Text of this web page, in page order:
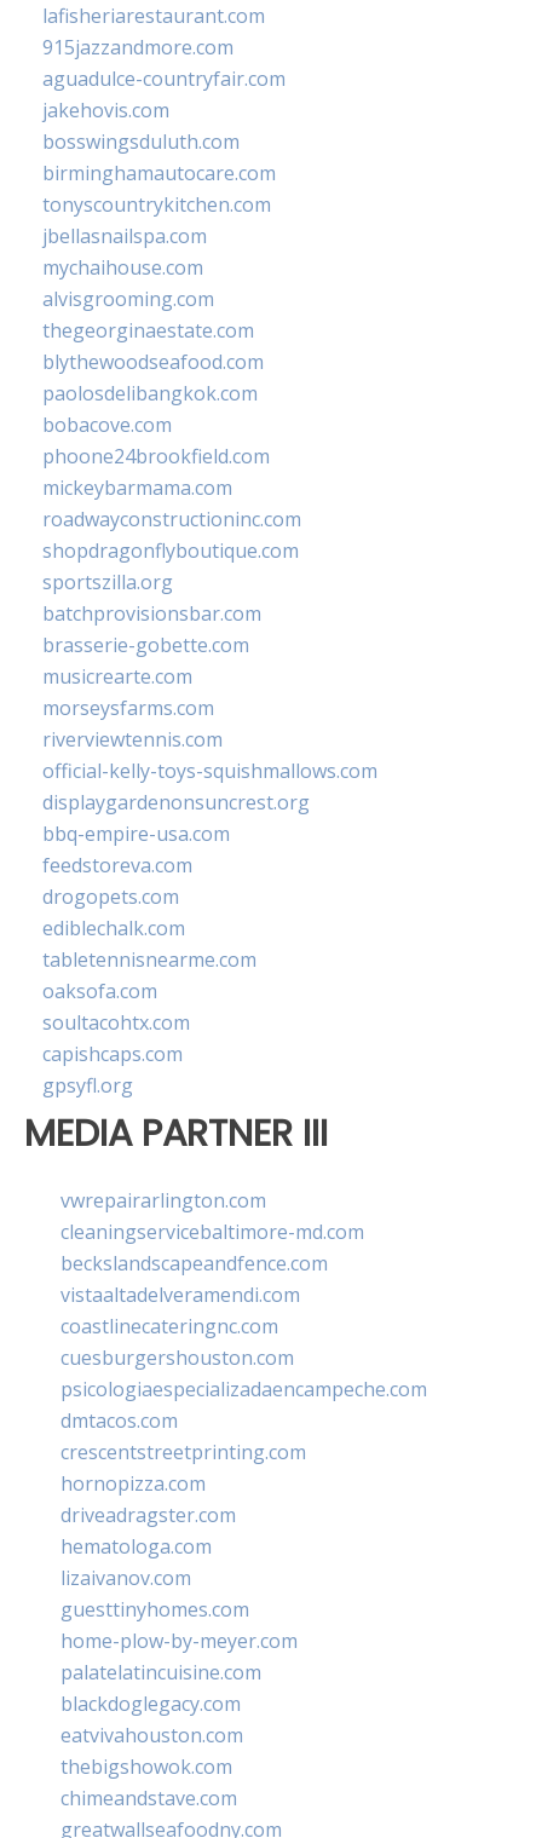
lafisheriarestaurant.com
915jazzandmore.com
aguadulce-countryfair.com
jakehovis.com
bosswingsduluth.com
birminghamautocare.com
tonyscountrykitchen.com
jbellasnailspa.com
mychaihouse.com
alvisgrooming.com
thegeorginaestate.com
blythewoodseafood.com
paolosdelibangkok.com
bobacove.com
phoone24brookfield.com
mickeybarmama.com
roadwayconstructioninc.com
shopdragonflyboutique.com
sportszilla.org
batchprovisionsbar.com
brasserie-gobette.com
musicrearte.com
morseysfarms.com
riverviewtennis.com
official-kelly-toys-squishmallows.com
displaygardenonsuncrest.org
bbq-empire-usa.com
feedstoreva.com
drogopets.com
ediblechalk.com
tabletennisnearme.com
oaksofa.com
soultacohtx.com
capishcaps.com
gpsyfl.org
MEDIA PARTNER III
vwrepairarlington.com
cleaningservicebaltimore-md.com
beckslandscapeandfence.com
vistaaltadelveramendi.com
coastlinecateringnc.com
cuesburgershouston.com
psicologiaespecializadaencampeche.com
dmtacos.com
crescentstreetprinting.com
hornopizza.com
driveadragster.com
hematologa.com
lizaivanov.com
guesttinyhomes.com
home-plow-by-meyer.com
palatelatincuisine.com
blackdoglegacy.com
eatvivahouston.com
thebigshowok.com
chimeandstave.com
greatwallseafoodny.com